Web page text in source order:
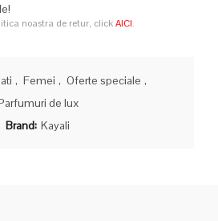
noastra de retur, clickAICI.
, Femei , Oferte speciale ,
de lux
Brand: Kayali